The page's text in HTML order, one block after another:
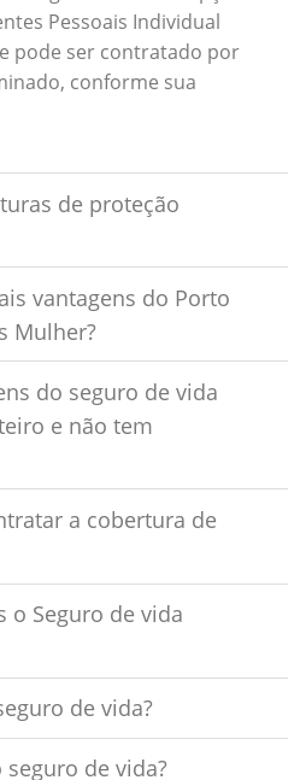
Pessoais Individual
pode ser contratado por
conforme sua
de proteção
vantagens do Porto
Mulher?
do seguro de vida
e não tem
a cobertura de
o Seguro de vida
de vida?
seguro de vida?